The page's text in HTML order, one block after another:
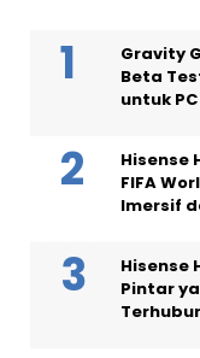
Gravity
Beta
untuk PC
Hisense
FIFA
Imersif
Hisense
Pintar